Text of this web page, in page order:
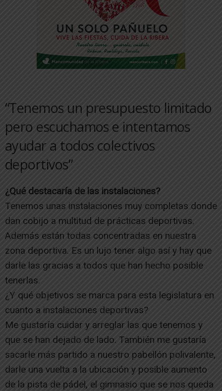
“Tenemos un presupuesto limitado
pero escuchamos e intentamos
ayudar a todos colectivos
deportivos”
¿Qué destacaría de las instalaciones?
Tenemos unas instalaciones muy completas donde
dan cobijo a multitud de prácticas deportivas.
Además están todas concentradas en nuestra
zona deportiva. Es un lujo tener algo así y hay que
darle las gracias a todos que han hecho posible
tenerlas.
¿Y qué objetivos se marca para esta legislatura en
cuanto a instalaciones deportivas?
Me gustaría cuidar y arreglar las que tenemos y
que se han dejado de lado. También me gustaría
sacarle más partido a nuestro pabellón polivalente,
darle una vuelta a la ubicación y posible aumento
de la pista de pádel, el gimnasio que se nos queda